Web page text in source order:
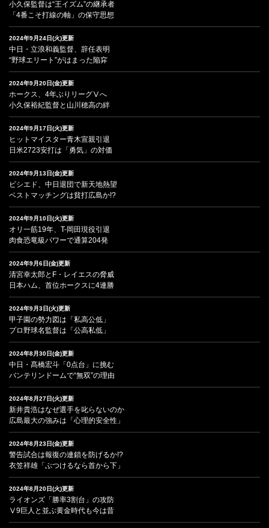
小久保監督は“王イズム”の継承者
「4番こそ打線の軸」の保守思想
2024年9月24日(火)更新
中日・立浪和義監督、辞任表明
“野球エリート”がはまった陥穽
2024年9月20日(金)更新
ホークス、4年ぶりリーグⅤへ
小久保裕紀監督と山川穂高の絆
2024年9月17日(火)更新
ヒットマイスター青木宣親引退
日米2723安打は「勇気」の対価
2024年9月13日(金)更新
ビシエド、中日退団で新天地熱望
ベストマッチングは貧打広島か!?
2024年9月10日(火)更新
オリ一筋19年、T-岡田現役引退
肉食恐竜級パワーで通算204発
2024年9月6日(金)更新
清宮幸太郎とF・レイエスの脅威
日本ハム、首位ホークスに4連勝
2024年9月3日(火)更新
甲子園の勢力図は「私高公低」
プロ野球名監督は「公高私低」
2024年8月30日(金)更新
中日・髙橋宏斗「0点台」に挑む
バンテリンドームで“無双”の理由
2024年8月27日(火)更新
新井貴浩はなぜ選手を叱らないのか
広島最大の強みは「心理的安全性」
2024年8月23日(金)更新
警告試合は報復の連鎖を防げるか!?
衣笠祥雄「ぶつけるなら首から下」
2024年8月20日(火)更新
ライオンズ「勝率3割台」の攻防
Ⅴ9巨人と並ぶ黄金時代も今は昔